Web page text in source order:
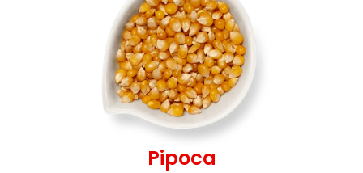
Pipoca